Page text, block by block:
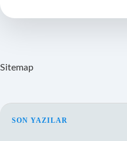
Sitemap
SIDEBAR
SON YAZILAR